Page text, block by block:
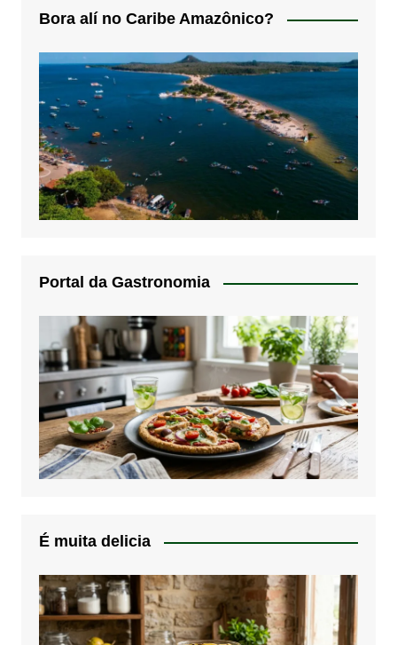
Bora alí no Caribe Amazônico?
Portal da Gastronomia
É muita delicia